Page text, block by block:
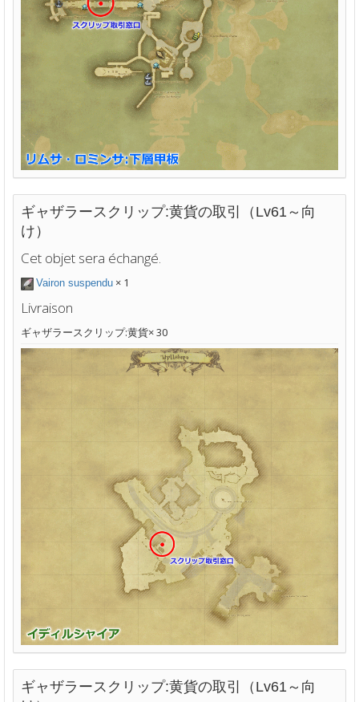
ギャザラースクリップ:黄貨の取引（Lv61～向
け）
Cet objet sera échangé.
Vairon suspendu × 1
Livraison
ギャザラースクリップ:黄貨× 30
ギャザラースクリップ:黄貨の取引（Lv61～向